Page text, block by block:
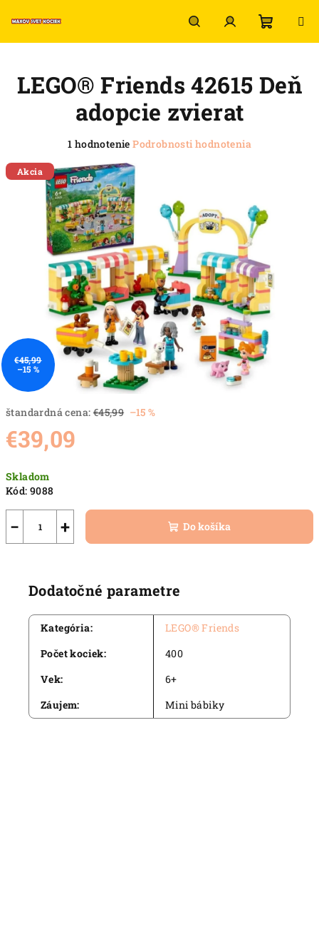
na
HľadaťPrihlásenie
košík
štandardná cena: €45,99 –15 %
€39,09
cena:
Skladom
Kód: 9088
+
− Do košíka
LEGO® Friends 42615 Deň
adopcie zvierat
Priemerné
produktu
je
5,0
z
5
hviezdičiek.
1 hodnotenie Podrobnosti hodnotenia
Akcia
€45,99
–15 %
Dodatočné parametre
Kategória:
LEGO® Friends
Počet kociek:
400
Vek:
6+
Záujem: Mini bábiky